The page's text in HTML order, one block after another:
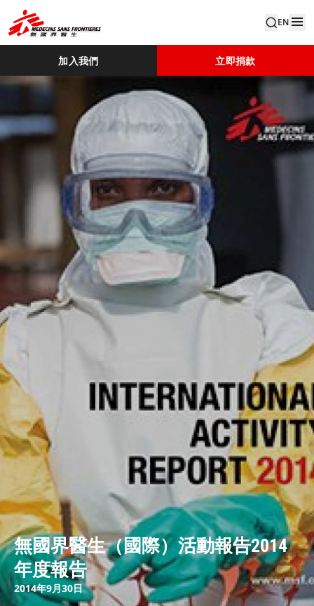
EN
加入我們 立即捐款
無國界醫生（國際）活動報告2014
年度報告
2014年9月30日
IAR 2014